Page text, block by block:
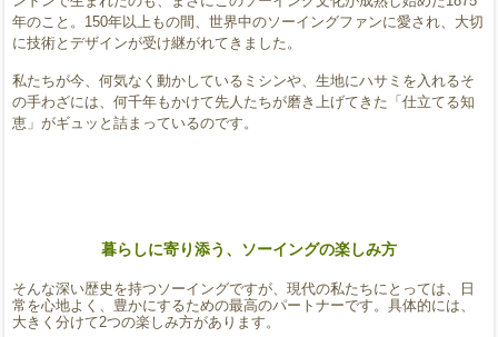
年のこと。150年以上もの間、世界中のソーイングファンに愛され、大切
に技術とデザインが受け継がれてきました。
私たちが今、何気なく動かしているミシンや、生地にハサミを入れるそ
の手わざには、何千年もかけて先人たちが磨き上げてきた「仕立てる知
恵」がギュッと詰まっているのです。
暮らしに寄り添う、ソーイングの楽しみ方
そんな深い歴史を持つソーイングですが、現代の私たちにとっては、日
常を心地よく、豊かにするための最高のパートナーです。具体的には、
大きく分けて2つの楽しみ方があります。